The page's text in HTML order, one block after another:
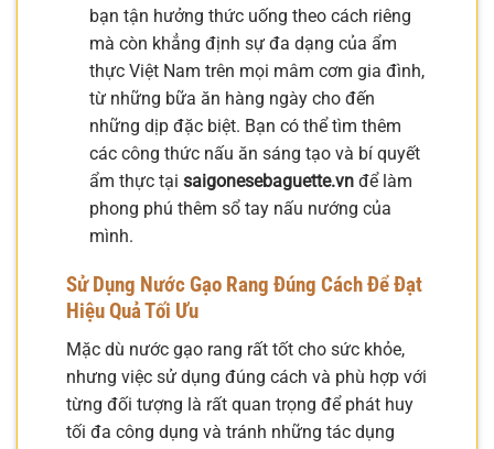
bạn tận hưởng thức uống theo cách riêng
mà còn khẳng định sự đa dạng của ẩm
thực Việt Nam trên mọi mâm cơm gia đình,
từ những bữa ăn hàng ngày cho đến
những dịp đặc biệt. Bạn có thể tìm thêm
các công thức nấu ăn sáng tạo và bí quyết
ẩm thực tại saigonesebaguette.vnđể làm
phong phú thêm sổ tay nấu nướng của
mình.
Sử Dụng Nước Gạo Rang Đúng Cách Để Đạt
Hiệu Quả Tối Ưu
Mặc dù nước gạo rang rất tốt cho sức khỏe,
nhưng việc sử dụng đúng cách và phù hợp với
từng đối tượng là rất quan trọng để phát huy
tối đa công dụng và tránh những tác dụng